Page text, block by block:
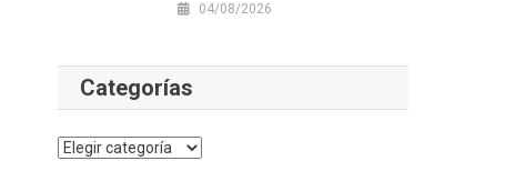
04/08/2026
Categorías
Categorías